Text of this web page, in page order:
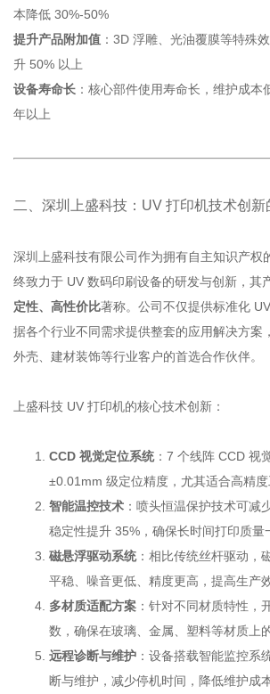
本降低 30%-50%
提升产品附加值 ：3D 浮雕、光油覆膜等特殊
升 50% 以上
设备寿命长 ：核心部件使用寿命长，维护成本
年以上
二、深圳上盛科技：UV 打印机技术创新
深圳上盛科技有限公司作为拥有自主知识产权
终致力于 UV 数码印刷设备的研发与创新，其
定性、高性价比著称。公司不仅提供标准化
据各个行业不同需求提供整套的应用解决方案
外壳、建材装饰等行业客户的首选合作伙伴。
上盛科技 UV 打印机的核心技术创新：
CCD 视觉定位系统：7 个线阵 CCD 视
±0.01mm 级定位精度，尤其适合高精
智能温控技术 ：喷头恒温保护技术可减
稳定性提升 35%，确保长时间打印质量
磁悬浮驱动系统：相比传统丝杆驱动，
平稳、噪音更低、精度更高，提高生产
多材质适配方案 ：针对不同材质特性，
数，确保在玻璃、金属、塑料等材质上
远程诊断与维护 ：设备搭载智能监控系
断与维护，减少停机时间，降低维护成